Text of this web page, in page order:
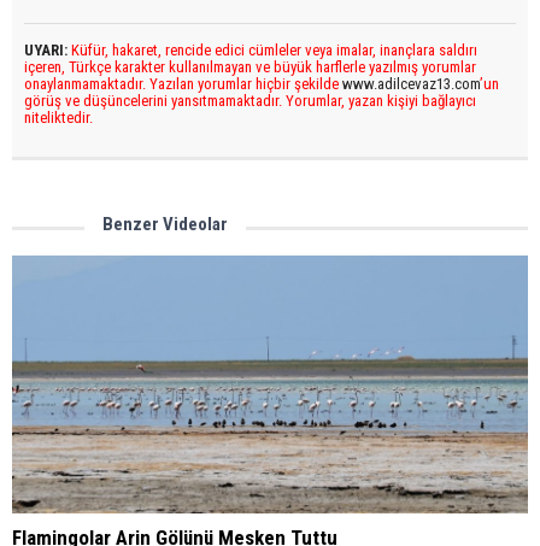
UYARI: Küfür, hakaret, rencide edici cümleler veya imalar, inançlara saldırı
içeren, Türkçe karakter kullanılmayan ve büyük harflerle yazılmış yorumlar
onaylanmamaktadır. Yazılan yorumlar hiçbir şekilde www.adilcevaz13.com’un
görüş ve düşüncelerini yansıtmamaktadır. Yorumlar, yazan kişiyi bağlayıcı
niteliktedir.
Benzer Videolar
Flamingolar Arin Gölünü Mesken Tuttu